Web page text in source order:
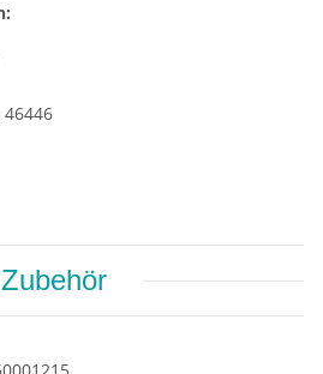
Zubehör